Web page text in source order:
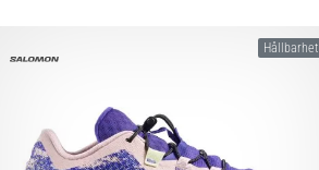
37⅓ 38 38⅔ 39⅓ 40 40⅔ 41⅓ 42 42⅔Hållbarhet